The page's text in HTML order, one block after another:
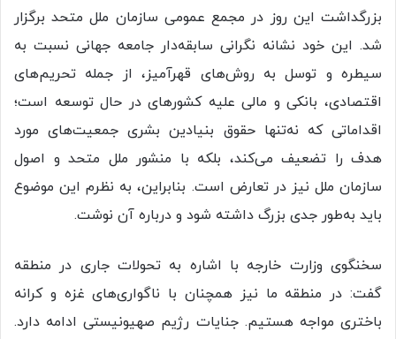
بزرگداشت این روز در مجمع عمومی سازمان ملل متحد برگزار
شد. این خود نشانه نگرانی سابقه‌دار جامعه جهانی نسبت به
سیطره و توسل به روش‌های قهرآمیز، از جمله تحریم‌های
اقتصادی، بانکی و مالی علیه کشورهای در حال توسعه است؛
اقداماتی که نه‌تنها حقوق بنیادین بشری جمعیت‌های مورد
هدف را تضعیف می‌کند، بلکه با منشور ملل متحد و اصول
سازمان ملل نیز در تعارض است. بنابراین، به نظرم این موضوع
باید به‌طور جدی بزرگ داشته شود و درباره آن نوشت.
سخنگوی وزارت خارجه با اشاره به تحولات جاری در منطقه
گفت: در منطقه ما نیز همچنان با ناگواری‌های غزه و کرانه
باختری مواجه هستیم. جنایات رژیم صهیونیستی ادامه دارد.